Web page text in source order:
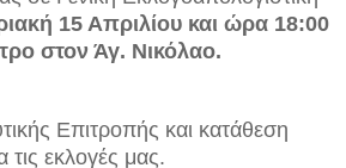
15 Απριλίου και ώρα 18:00
στον Άγ. Νικόλαο.
Επιτροπής και κατάθεση
εκλογές μας.